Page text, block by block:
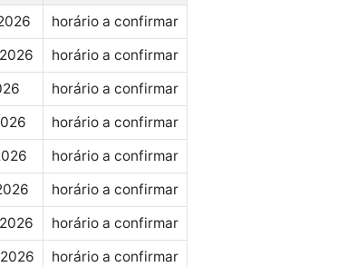
horário a confirmar
horário a confirmar
horário a confirmar
horário a confirmar
horário a confirmar
horário a confirmar
horário a confirmar
horário a confirmar